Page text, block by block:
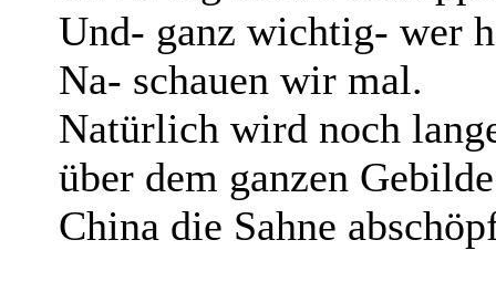
Und- ganz wichtig- wer
Na- schauen wir mal.
Natürlich wird noch
über dem ganzen
China die Sahne